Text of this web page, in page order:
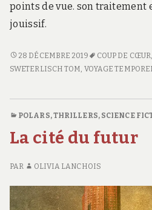
points de vue. son traitement
jouissif.
TERMINUS
28 DÉCEMBRE 2019 COUP DE CŒUR
SWETERLISCH TOM VOYAGE
POLARS, THRILLERS, SCIENCE
La cité du futur
PAR OLIVIA LANCHOIS